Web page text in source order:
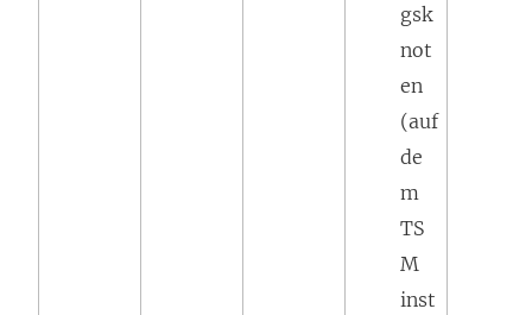
gsk
not
en
(auf
de
m
TS
M
inst